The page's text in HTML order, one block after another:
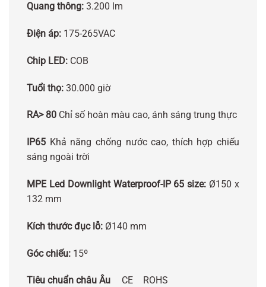
Quang thông: 3.200 lm
Điện áp: 175-265VAC
Chip LED: COB
Tuổi thọ: 30.000 giờ
RA> 80 Chỉ số hoàn màu cao, ánh sáng trung thực
IP65 Khả năng chống nước cao, thích hợp chiếu
sáng ngoài trời
MPE Led Downlight Waterproof-IP 65 size: Ø150 x
132 mm
Kích thước đục lỗ: Ø140 mm
Góc chiếu: 15º
Tiêu chuẩn châu Âu CE ROHS